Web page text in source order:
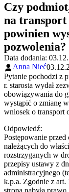
Czy
na transport
powinien
pozwolenia?
Data dodania:
Anna Nieć
Pytanie pochodzi z
r. starosta wydał
obowiązywania do
wystąpić o zmianę
wniosek o transport
Odpowiedź:
Postępowanie
należących do
rozstrzyganych w
przepisy ustawy z
administracyjnego
k.p.a. Zgodnie z art.
strona nabyła